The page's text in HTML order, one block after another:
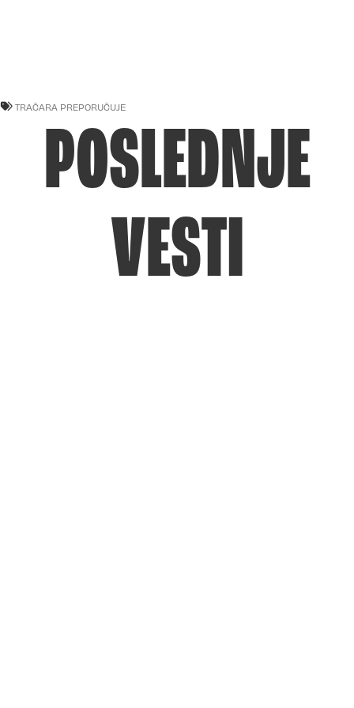
TRAČARA PREPORUČUJE
POSLEDNJE
VESTI